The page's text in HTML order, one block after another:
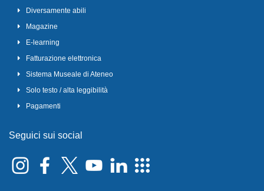
Diversamente abili
Magazine
E-learning
Fatturazione elettronica
Sistema Museale di Ateneo
Solo testo / alta leggibilità
Pagamenti
Seguici sui social